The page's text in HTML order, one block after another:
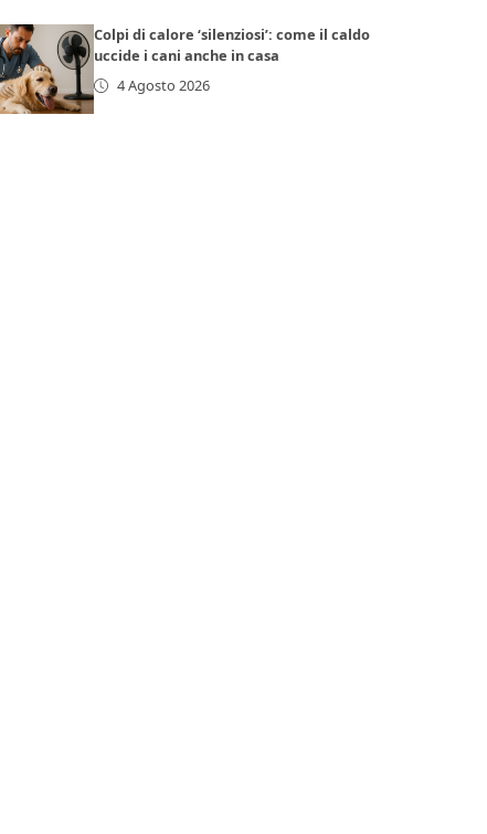
Colpi di calore ‘silenziosi’: come il caldo
uccide i cani anche in casa
4 Agosto 2026